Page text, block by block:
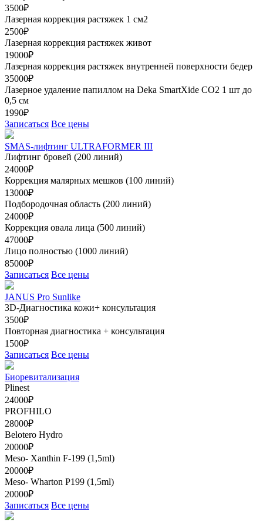
3500₽
Лазерная коррекция растяжек 1 см2
2500₽
Лазерная коррекция растяжек живот
19000₽
Лазерная коррекция растяжек внутренней поверхности бедер
35000₽
Лазерное удаление папиллом на Deka SmartXide CO2 1 шт до
0,5 см
1990₽
Записаться Все цены
SMAS-лифтинг ULTRAFORMER III
Лифтинг бровей (200 линий)
24000₽
Коррекция малярных мешков (100 линий)
13000₽
Подбородочная область (200 линий)
24000₽
Коррекция овала лица (500 линий)
47000₽
Лицо полностью (1000 линий)
85000₽
Записаться Все цены
JANUS Pro Sunlike
3D-Диагностика кожи+ консультация
3500₽
Повторная диагностика + консультация
1500₽
Записаться Все цены
Биоревитализация
Plinest
24000₽
PROFHILO
28000₽
Belotero Hydro
20000₽
Meso- Xanthin F-199 (1,5ml)
20000₽
Meso- Wharton Р199 (1,5ml)
20000₽
Записаться Все цены